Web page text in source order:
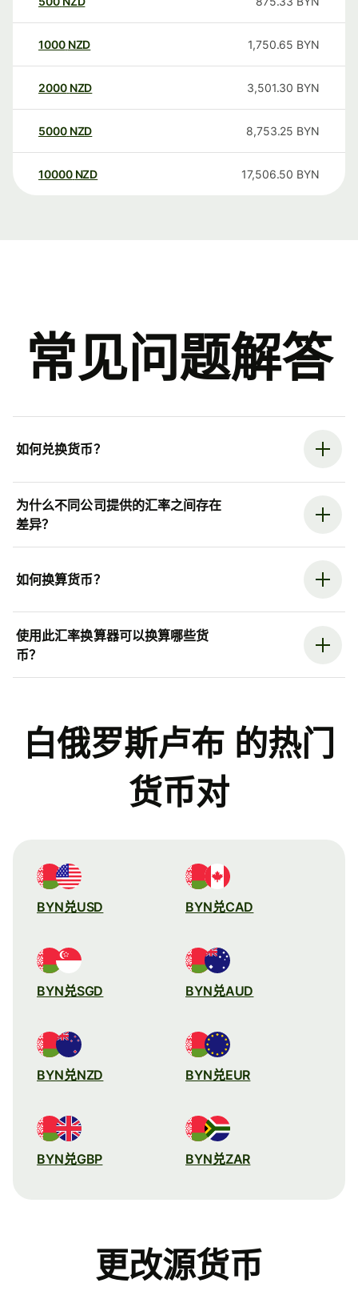
1000 NZD 1,750.65 BYN
2000 NZD 3,501.30 BYN
5000 NZD 8,753.25 BYN
10000 NZD 17,506.50 BYN
常见问题解答
如何兑换货币？
为什么不同公司提供的汇率之间存在
差异？
如何换算货币？
使用此汇率换算器可以换算哪些货
币？
白俄罗斯卢布 的热门
货币对
BYN兑USD BYN兑CAD
BYN兑SGD BYN兑AUD
BYN兑NZD BYN兑EUR
BYN兑GBP BYN兑ZAR
更改源货币